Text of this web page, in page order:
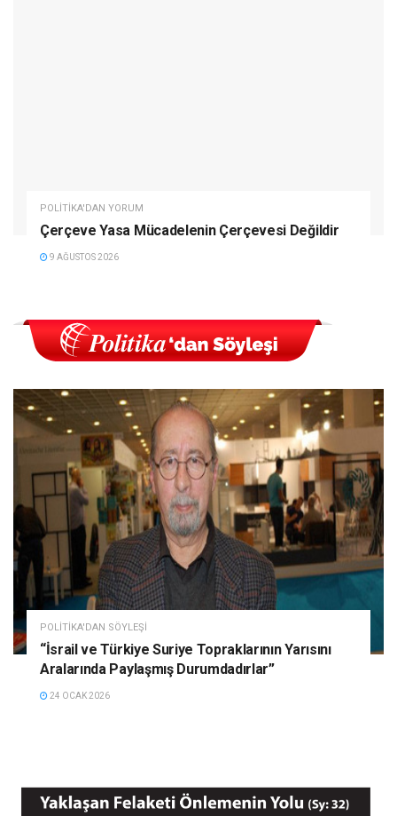
POLITIKA'DAN YORUM
Çerçeve Yasa Mücadelenin Çerçevesi Değildir
9 AĞUSTOS 2026
POLITIKA'DAN SÖYLEŞI
“İsrail ve Türkiye Suriye Topraklarının Yarısını
Aralarında Paylaşmış Durumdadırlar”
24 OCAK 2026